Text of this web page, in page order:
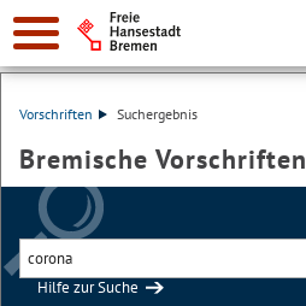
Vorschriften Suchergebnis
Bremische Vorschriften
Hilfe zur Suche